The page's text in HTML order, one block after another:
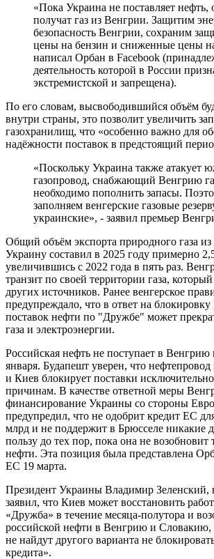
«Пока Украина не поставляет нефть,
получат газ из Венгрии. Защитим
безопасность Венгрии, сохраним
цены на бензин и сниженные цены
написал Орбан в Facebook
деятельность которой в России
экстремистской и запрещена).
По его словам, высвободившийся объём
внутри страны, это позволит увеличить
газохранилищ, что «особенно важно для
надёжности поставок в предстоящий
«Поскольку Украина также атакует
газопровод, снабжающий Венгрию
необходимо пополнить запасы.
заполняем венгерские газовые
украинские», - заявил премьер
Общий объём экспорта природного газа
Украину составил в 2025 году примерно
увеличившись с 2022 года в пять раз.
транзит по своей территории газа,
других источников. Ранее венгерское
предупреждало, что в ответ на
поставок нефти по "Дружбе" может
газа и электроэнергии.
Российская нефть не поступает в
января. Будапешт уверен, что нефтепровод
и Киев блокирует поставки
причинам. В качестве ответной меры
финансирование Украины со стороны
предупредил, что не одобрит кредит ЕС
млрд и не поддержит в Брюсселе никакие
пользу до тех пор, пока она не возобновит
нефти. Эта позиция была представлена
ЕС 19 марта.
Президент Украины Владимир Зеленский,
заявил, что Киев может восстановить
«Дружба» в течение месяца-полутора и
российской нефти в Венгрию и Словакию,
не найдут другого варианта не
кредита».